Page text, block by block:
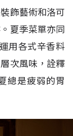
飾藝術和洛可
夏季菜單亦同
用各式辛香料
次風味，詮釋
總是疲弱的胃